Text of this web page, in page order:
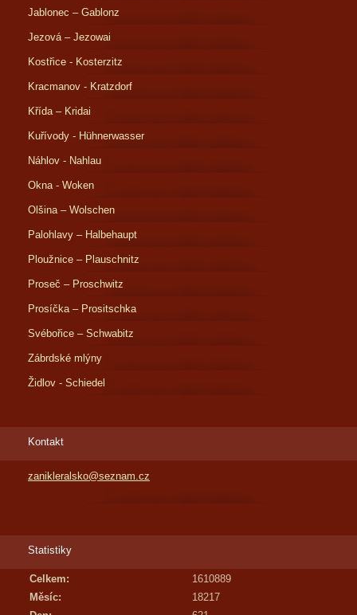
Jablonec – Gablonz
Jezová – Jezowai
Kostřice - Kosterzitz
Kracmanov - Kratzdorf
Křída – Kridai
Kuřívody - Hühnerwasser
Náhlov - Nahlau
Okna - Woken
Olšina – Wolschen
Palohlavy – Halbehaupt
Ploužnice – Plauschnitz
Proseč – Proschwitz
Prosíčka – Prositschka
Svébořice – Schwabitz
Zábrdské mlýny
Židlov - Schiedel
Kontakt
zanikleralsko@seznam.cz
Statistiky
Celkem:
1610889
Měsíc:
18217